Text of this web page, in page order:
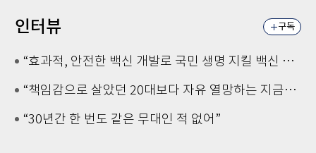
인터뷰 구독
“효과적, 안전한 백신 개발로 국민 생명 지킬 백신 주도권 확보할 것”
“책임감으로 살았던 20대보다 자유 열망하는 지금이 좋다”
“30년간 한 번도 같은 무대인 적 없어”